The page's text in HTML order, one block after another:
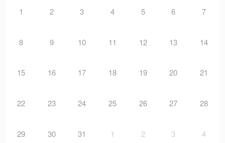
1 2 3 4 5 6 7
8 9 10 11 12 13 14
15 16 17 18 19 20 21
22 23 24 25 26 27 28
29 30 31 1 2 3 4